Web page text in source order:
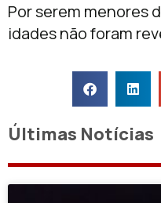
Por serem menores
idades não foram
Últimas Notícias